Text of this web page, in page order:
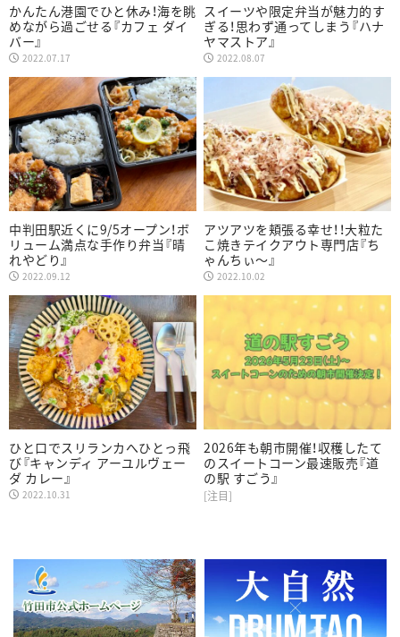
かんたん港園でひと休み！海を眺
めながら過ごせる『カフェ ダイ
バー』
2022.07.17
スイーツや限定弁当が魅力的す
ぎる！思わず通ってしまう『ハナ
ヤマストア』
2022.08.07
中判田駅近くに9/5オープン！ボ
リューム満点な手作り弁当『晴
れやどり』
2022.09.12
アツアツを頬張る幸せ！！大粒た
こ焼きテイクアウト専門店『ち
ゃんちぃ〜』
2022.10.02
ひと口でスリランカへひとっ飛
び『キャンディ アーユルヴェー
ダ カレー』
2022.10.31
2026年も朝市開催！収穫したて
のスイートコーン最速販売『道
の駅 すごう』
[注目]